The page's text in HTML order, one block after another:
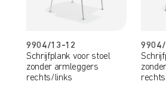
9904/13-12
Schrijfplank voor stoel
zonder armleggers
rechts/links